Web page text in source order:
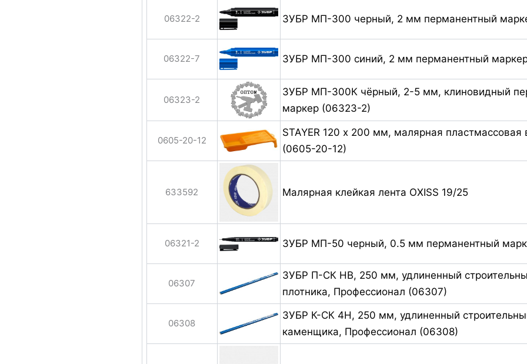
06322-2 ЗУБР МП-300 черный, 2 мм перманентный
06322-7 ЗУБР МП-300 синий, 2 мм перманентный
06323-2
ЗУБР МП-300К чёрный, 2-5 мм, клиновидный
маркер (06323-2)
0605-20-12
STAYER 120 х 200 мм, малярная пластмассовая
(0605-20-12)
633592 Малярная клейкая лента OXISS 19/25
06321-2 ЗУБР МП-50 черный, 0.5 мм перманентный
06307
ЗУБР П-СК HB, 250 мм, удлиненный
плотника, Профессионал (06307)
06308
ЗУБР К-СК 4H, 250 мм, удлиненный
каменщика, Профессионал (06308)